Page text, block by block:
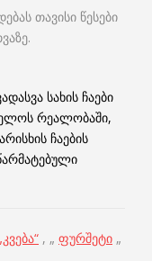
თავისი წესები
სახის ჩაები
რეალობაში,
ჩაების
, „ ფურშეტი „